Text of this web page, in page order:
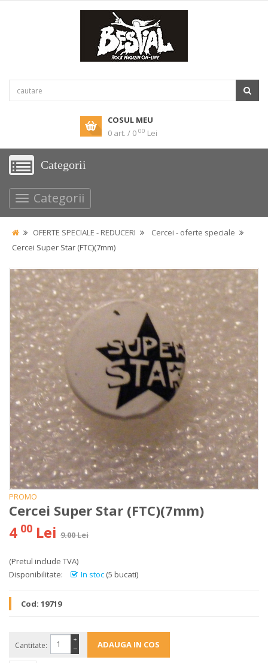
COSUL MEU
0 art. / 0 00 Lei
Categorii
Categorii
OFERTE SPECIALE - REDUCERI
Cercei - oferte speciale
Cercei Super Star (FTC)(7mm)
PROMO
Cercei Super Star (FTC)(7mm)
4 00 Lei 9.00 Lei
(Pretul include TVA)
Disponibilitate:
In stoc (5 bucati)
Cod: 19719
Cantitate: −
+